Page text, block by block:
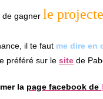
de gagner le
il te faut me dire en
préféré sur le site de
la page facebook de